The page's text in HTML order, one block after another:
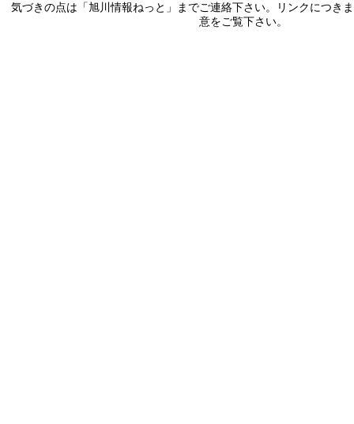
気づきの点は「旭川情報ねっと」までご連絡下さい。リンクにつき
意をご覧下さい。